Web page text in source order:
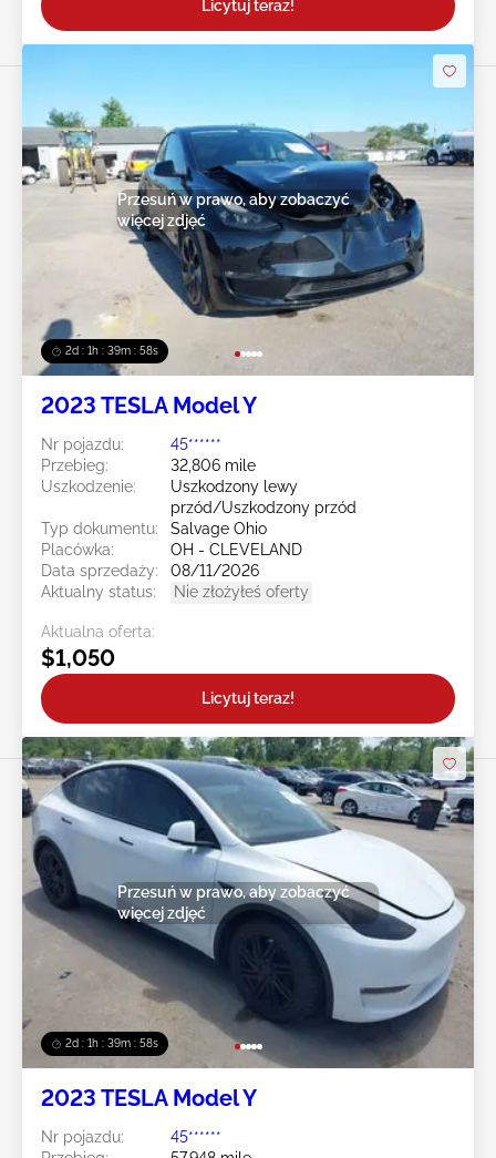
Licytuj teraz!
2d : 1h : 39m : 55s
Przesuń w prawo, aby zobaczyć
więcej zdjęć
2023 TESLA Model Y
Nr pojazdu:
45******
Przebieg:
32,806 mile
Uszkodzenie:
Uszkodzony lewy
przód/Uszkodzony przód
Typ dokumentu:
Salvage Ohio
Placówka:
OH - CLEVELAND
Data sprzedaży:
08/11/2026
Aktualny status:
Nie złożyłeś oferty
Aktualna oferta:
$1,050
Licytuj teraz!
2d : 1h : 39m : 55s
Przesuń w prawo, aby zobaczyć
więcej zdjęć
2023 TESLA Model Y
Nr pojazdu:
45******